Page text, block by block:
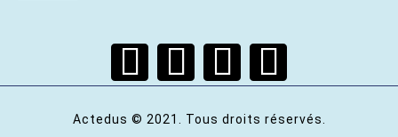
Actedus © 2021. Tous droits réservés.